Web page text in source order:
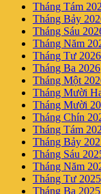
Tháng Tám
Tháng Bảy
Tháng Sáu
Tháng Năm
Tháng Tư 2026
Tháng Ba 2026
Tháng Một
Tháng Mười
Tháng Mười
Tháng Chín
Tháng Tám
Tháng Bảy
Tháng Sáu
Tháng Năm
Tháng Tư 2025
Tháng Ba 2025